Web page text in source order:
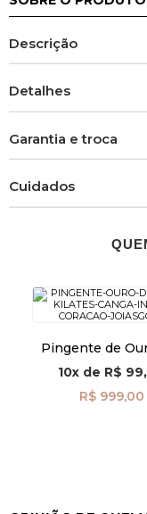
Descrição
Detalhes
Garantia e troca
Cuidados
Pingente de
Canga Infinito
Coração
10x de R$
R$ 999,00